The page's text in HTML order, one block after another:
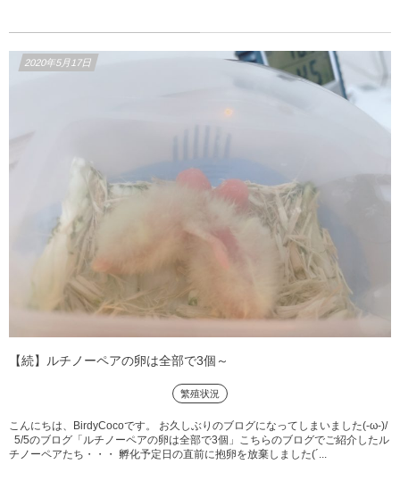
2020年5月17日
【続】ルチノーペアの卵は全部で3個～
繁殖状況
こんにちは、BirdyCocoです。 お久しぶりのブログになってしまいました(-ω-)/
5/5のブログ「ルチノーペアの卵は全部で3個」こちらのブログでご紹介したル
チノーペアたち・・・ 孵化予定日の直前に抱卵を放棄しました(´...